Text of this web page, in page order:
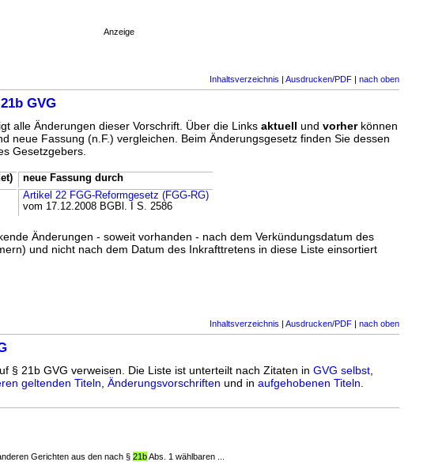
Anzeige
Inhaltsverzeichnis | Ausdrucken/PDF | nach oben
GVG
alle Änderungen dieser Vorschrift. Über die Links aktuell und vorherkönnen
neue Fassung (n.F.) vergleichen. Beim Änderungsgesetz finden Sie dessen
Gesetzgebers.
neue Fassung durch
Artikel 22 FGG-Reformgesetz (FGG-RG)
vom 17.12.2008 BGBl. I S. 2586
Änderungen - soweit vorhanden - nach dem Verkündungsdatum des
und nicht nach dem Datum des Inkrafttretens in diese Liste einsortiert
Inhaltsverzeichnis | Ausdrucken/PDF | nach oben
§ 21b GVG verweisen. Die Liste ist unterteilt nach Zitaten in GVG selbst
geltenden Titeln Änderungsvorschriften und in aufgehobenen Titeln
Gerichten aus den nach § 21bAbs. 1 wählbaren ...